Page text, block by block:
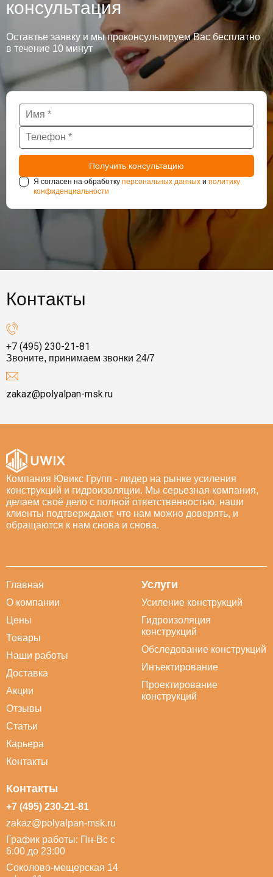
консультация
Оставтье заявку и мы проконсультируем Вас бесплатно
в течение 10 минут
Я согласен на обработку персональных данных и политику
конфиденциальности
Контакты
+7 (495) 230-21-81
Звоните, принимаем звонки 24/7
zakaz@polyalpan-msk.ru
Компания Ювикс Групп - лидер на рынке усиления
конструкций и гидроизоляции. Мы серьезная компания,
делаем своё дело с полной ответственностью, наши
клиенты подтверждают, что нам можно доверять, и
обращаются к нам снова и снова.
Главная
О компании
Цены
Товары
Наши работы
Доставка
Акции
Отзывы
Статьи
Карьера
Контакты
Услуги
Усиление конструкций
Гидроизоляция
конструкций
Обследование конструкций
Инъектирование
Проектирование
конструкций
Контакты
+7 (495) 230-21-81
zakaz@polyalpan-msk.ru
График работы: Пн-Вс с
6:00 до 23:00
Соколово-мещерская 14